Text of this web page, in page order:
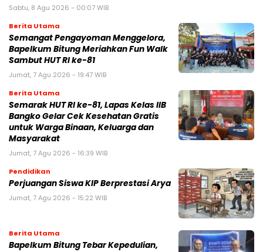
Sabtu, 8 Agu 2026 - 00:07 WIB
Berita Utama
Semangat Pengayoman Menggelora,
Bapelkum Bitung Meriahkan Fun Walk
Sambut HUT RI ke-81
Jumat, 7 Agu 2026 - 19:47 WIB
Berita Utama
Semarak HUT RI ke-81, Lapas Kelas IIB
Bangko Gelar Cek Kesehatan Gratis
untuk Warga Binaan, Keluarga dan
Masyarakat
Jumat, 7 Agu 2026 - 16:39 WIB
Pendidikan
Perjuangan Siswa KIP Berprestasi Arya
Jumat, 7 Agu 2026 - 15:22 WIB
Berita Utama
Bapelkum Bitung Tebar Kepedulian,